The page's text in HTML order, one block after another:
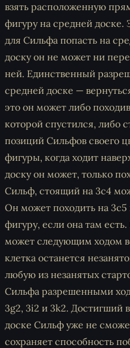
взять расположенную
фигуру на средней доске.
для Сильфа попасть на
доску он не может ни
ней. Единственный
средней доске —
это он может либо
которой спустился, либо
позиций Сильфов своего
фигуры, когда ходит
доску он может, только
Сильф, стоящий на 3c4
Он может походить на
фигуру, если она там
может следующим ходом
клетка останется
любую из незанятых
Сильфа разрешенными
3g2, 3i2 и 3k2. Достигший
доске Сильф уже не
сохраняет способность